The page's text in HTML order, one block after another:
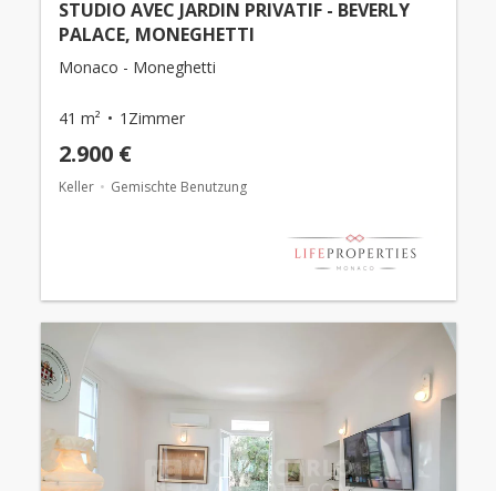
STUDIO AVEC JARDIN PRIVATIF - BEVERLY
PALACE, MONEGHETTI
Monaco - Moneghetti
41 m² 1Zimmer
2.900 €
Keller Gemischte Benutzung